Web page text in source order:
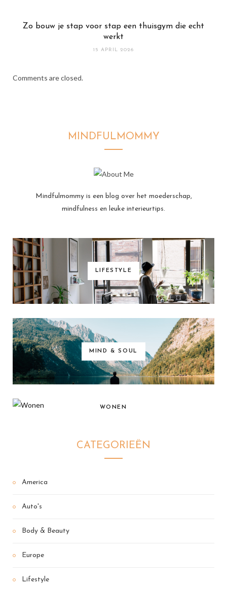
Zo bouw je stap voor stap een thuisgym die echt
werkt
15 APRIL 2026
Comments are closed.
MINDFULMOMMY
Mindfulmommy is een blog over het moederschap,
mindfulness en leuke interieurtips.
LIFESTYLE
MIND & SOUL
WONEN
CATEGORIEËN
America
Auto's
Body & Beauty
Europe
Lifestyle